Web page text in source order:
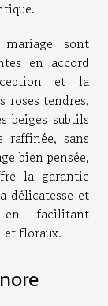
sont
en accord
et la
roses tendres,
beiges subtils
raffinée, sans
bien pensée,
la garantie
délicatesse et
facilitant
floraux.